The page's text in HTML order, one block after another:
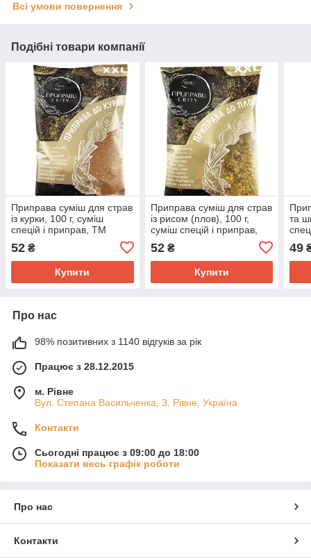
Всі умови повернення
Подібні товари компанії
Приправа суміш для страв
із курки, 100 г, суміш
спецій і приправ, ТМ
52 ₴
Купити
Приправа суміш для страв
із рисом (плов), 100 г,
суміш спецій і приправ,
52₴
Купити
та
49
Про нас
98% позитивних з 1140 відгуків за рік
Працює з 28.12.2015
м. Рівне
Вул. Степана Васильченка, 3, Рівне, Україна
Контакти
Сьогодні працює з 09:00 до 18:00
Показати весь графік роботи
Про нас
Контакти